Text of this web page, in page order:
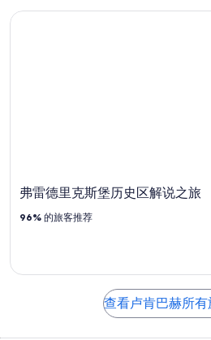
弗雷德里克斯堡历史区解说之旅
96% 的旅客推荐
弗雷德里克斯堡历史区解说之旅
查看卢肯巴赫所